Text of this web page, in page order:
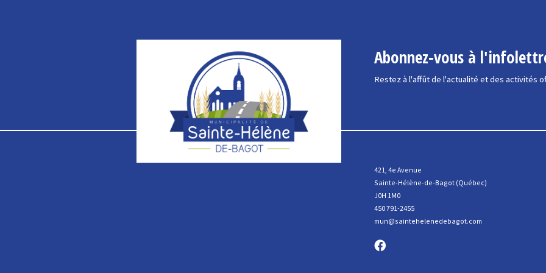
Abonnez-vous à
Restez à l'affût de l'actualité et des activités
421, 4e Avenue
Sainte-Hélène-de-Bagot (Québec)
J0H 1M0
450 791-2455
mun@saintehelenedebagot.com